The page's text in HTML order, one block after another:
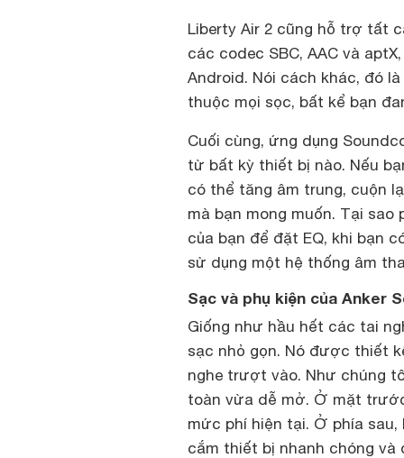
Liberty Air 2 cũng hỗ trợ tất
các codec SBC, AAC và
Android. Nói cách khác, đó
thuộc mọi sọc, bất kể bạn
Cuối cùng, ứng dụng
từ bất kỳ thiết bị nào. Nếu
có thể tăng âm trung, cuộn
mà bạn mong muốn. Tại sao
của bạn để đặt EQ, khi bạn
sử dụng một hệ thống âm
Sạc và phụ kiện của Anker
Giống như hầu hết các tai
sạc nhỏ gọn. Nó được thiết
nghe trượt vào. Như chúng
toàn vừa dễ mở. Ở mặt
mức phí hiện tại. Ở phía
cắm thiết bị nhanh chóng và